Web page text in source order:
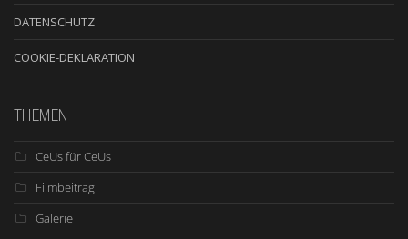
DATENSCHUTZ
COOKIE-DEKLARATION
THEMEN
CeUs für CeUs
Filmbeitrag
Galerie